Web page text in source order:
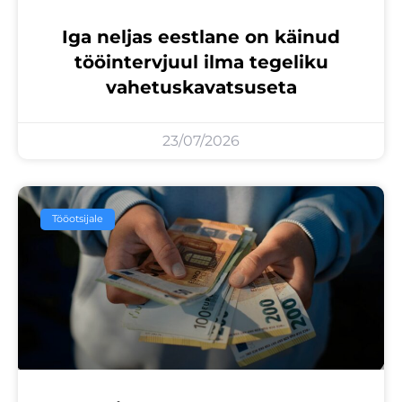
Iga neljas eestlane on käinud
tööintervjuul ilma tegeliku
vahetuskavatsuseta
23/07/2026
Tööotsijale